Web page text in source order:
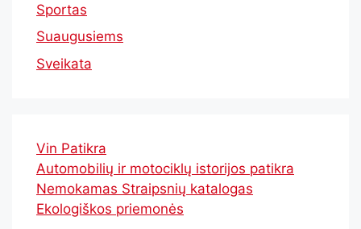
Sportas
Suaugusiems
Sveikata
Vin Patikra
Automobilių ir motociklų istorijos patikra
Nemokamas Straipsnių katalogas
Ekologiškos priemonės